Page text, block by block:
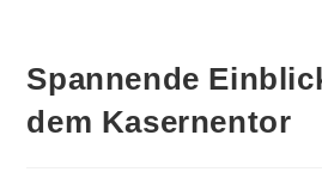
Spannende
dem Kasernentor